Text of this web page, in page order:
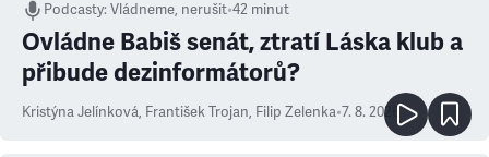
Podcasty:Vládneme, nerušit•42 minut
Ovládne Babiš senát, ztratí Láska klub a
přibude dezinformátorů?
Kristýna Jelínková, František Trojan, Filip Zelenka•7. 8. 2026